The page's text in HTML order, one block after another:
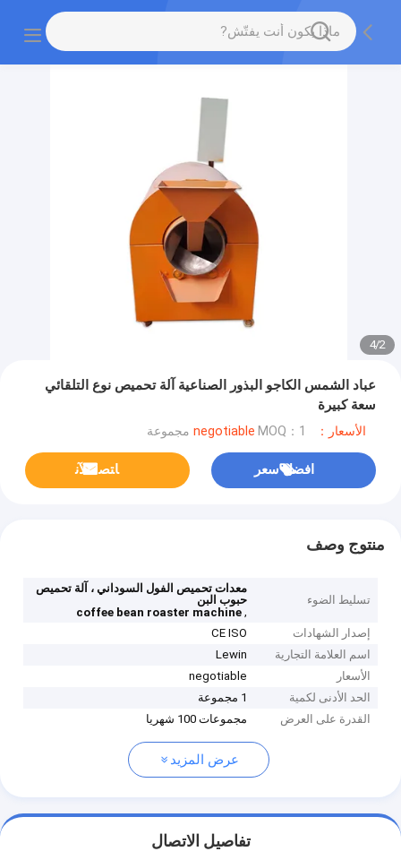
2
/
4
عباد الشمس الكاجو البذور الصناعية آلة تحميص نوع التلقائي
سعة كبيرة
الأسعار：negotiable MOQ：1 مجموعة
افضل سعر ﺎﺘﺼﻟ ﺍﻶﻧ
منتوج وصف
تسليط الضوء
معدات تحميص الفول السوداني ، آلة تحميص
حبوب البن
,
coffee bean roaster machine
إصدار الشهادات
CE ISO
اسم العلامة التجارية
Lewin
الأسعار
negotiable
الحد الأدنى لكمية
1 مجموعة
القدرة على العرض
مجموعات 100 شهريا
عرض المزيد
تفاصيل الاتصال